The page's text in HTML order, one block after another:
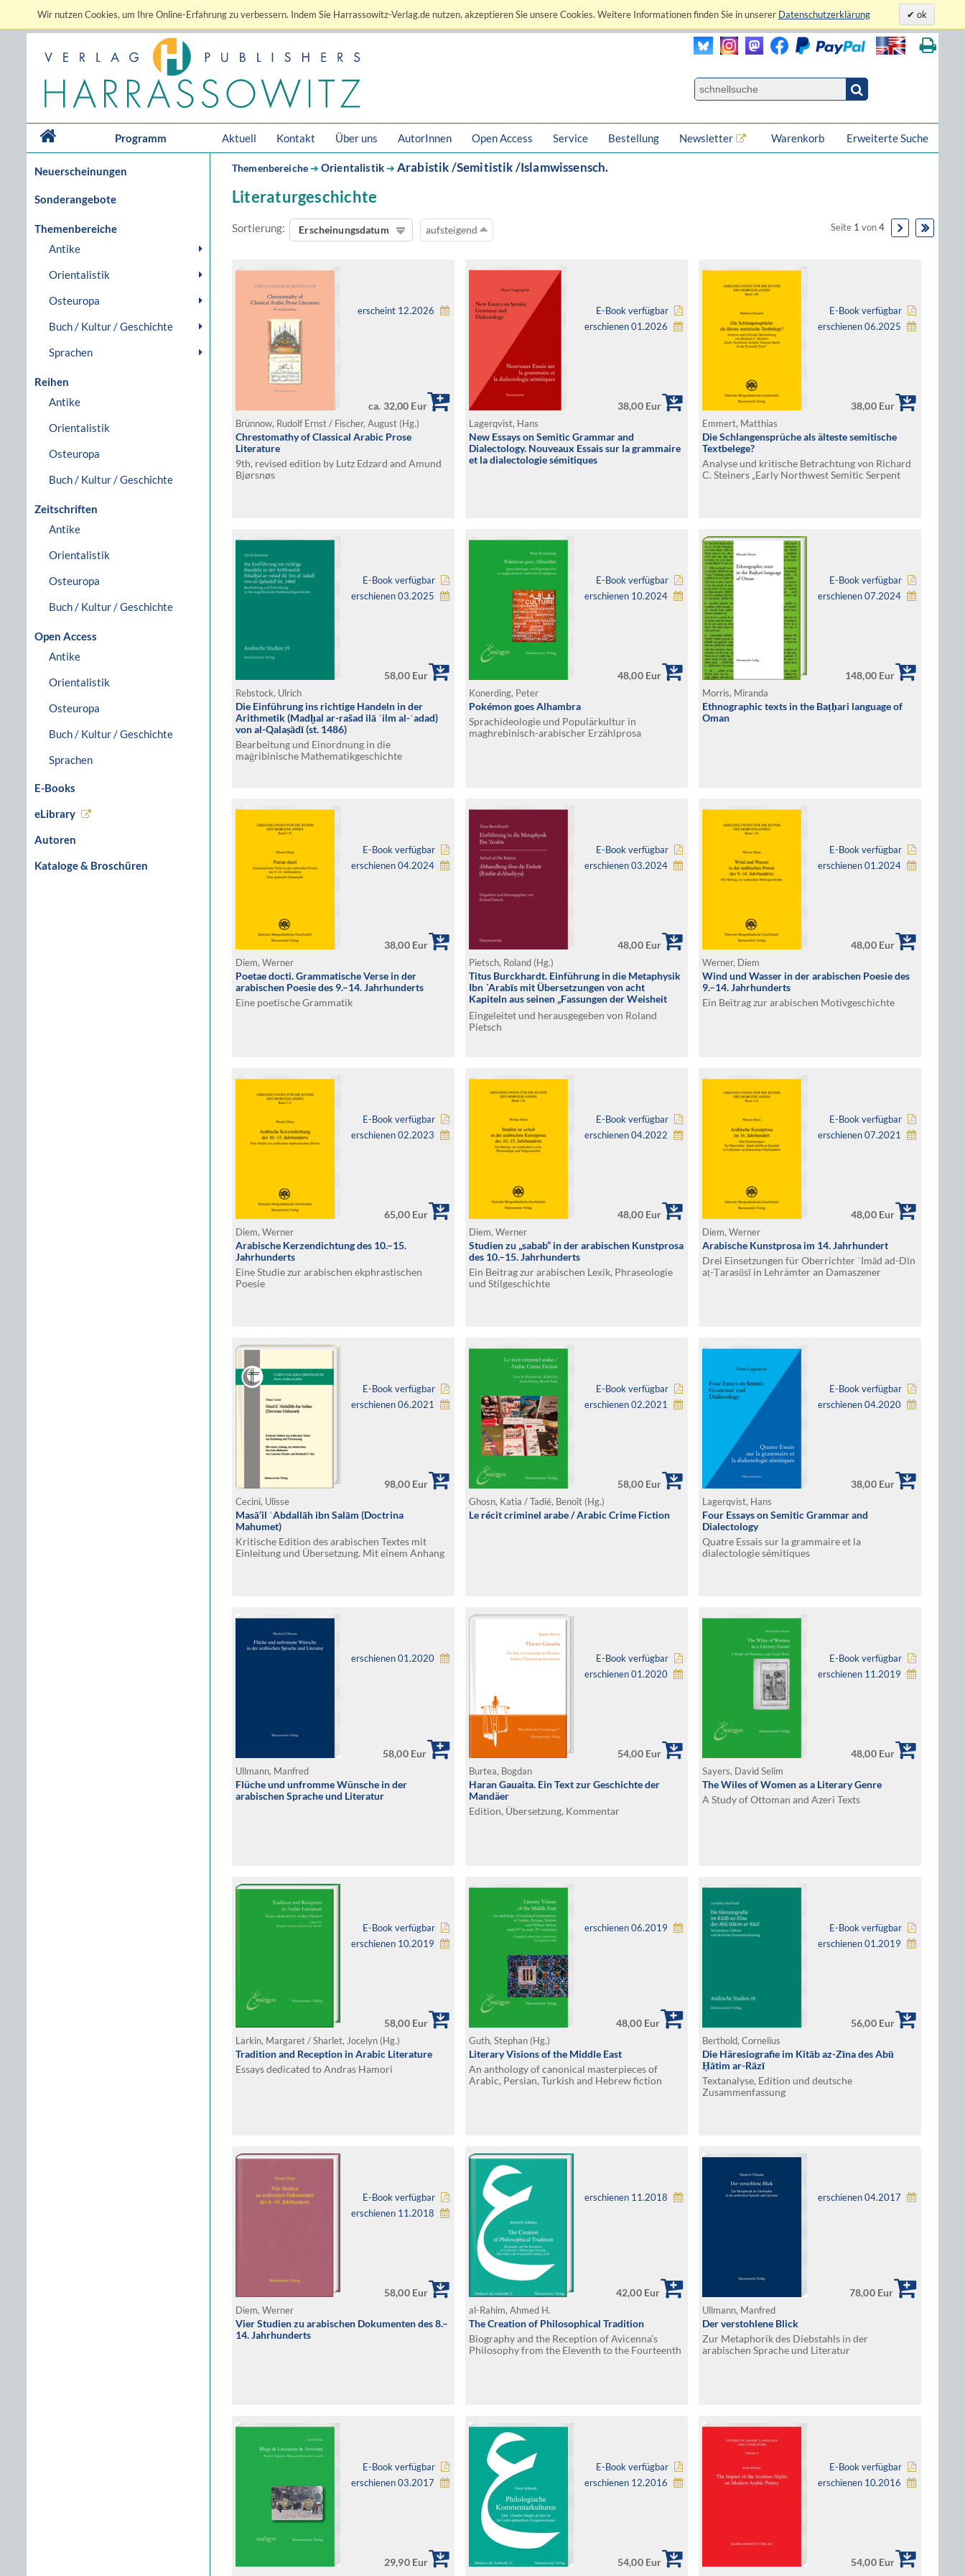
Wir nutzen Cookies, um Ihre Online-Erfahrung zu verbessern. Indem Sie Harrassowitz-Verlag.de nutzen, akzeptieren Sie unsere Cookies. Weitere Informationen finden Sie in unserer Datenschutzerklärung ok
Programm Aktuell Kontakt Über uns AutorInnen Open Access Service Bestellung Newsletter Erweiterte Suche
Warenkorb
Neuerscheinungen
Sonderangebote
Themenbereiche
Antike
Orientalistik
Osteuropa
Buch / Kultur / Geschichte
Sprachen
Reihen
Antike
Orientalistik
Osteuropa
Buch / Kultur / Geschichte
Zeitschriften
Antike
Orientalistik
Osteuropa
Buch / Kultur / Geschichte
Open Access
Antike
Orientalistik
Osteuropa
Buch / Kultur / Geschichte
Sprachen
E-Books
eLibrary
Autoren
Kataloge & Broschüren
Themenbereiche➔ Orientalistik➔ Arabistik /Semitistik /Islamwissensch.
Literaturgeschichte
Sortierung: Erscheinungsdatum aufsteigend Seite 1 von 4
erscheint 12.2026
ca. 32,00 Eur
Brünnow, Rudolf Ernst / Fischer, August (Hg.)
Chrestomathy of Classical Arabic Prose
Literature
9th, revised edition by Lutz Edzard and Amund
Bjørsnøs
E-Book verfügbar
erschienen 01.2026
38,00 Eur
Lagerqvist, Hans
New Essays on Semitic Grammar and
Dialectology. Nouveaux Essais sur la grammaire
et la dialectologie sémitiques
E-Book verfügbar
erschienen 06.2025
38,00 Eur
Emmert, Matthias
Die Schlangensprüche als älteste semitische
Textbelege?
Analyse und kritische Betrachtung von Richard
C. Steiners „Early Northwest Semitic Serpent
E-Book verfügbar
erschienen 03.2025
58,00 Eur
Rebstock, Ulrich
Die Einführung ins richtige Handeln in der
Arithmetik (Madḫal ar-rašad ilā ʿilm al-ʿadad)
von al-Qalaṣādī (st. 1486)
Bearbeitung und Einordnung in die
maġribinische Mathematikgeschichte
E-Book verfügbar
erschienen 10.2024
48,00 Eur
Konerding, Peter
Pokémon goes Alhambra
Sprachideologie und Populärkultur in
maghrebinisch-arabischer Erzählprosa
E-Book verfügbar
erschienen 07.2024
148,00 Eur
Morris, Miranda
Ethnographic texts in the Baṭḥari language of
Oman
E-Book verfügbar
erschienen 04.2024
38,00 Eur
Diem, Werner
Poetae docti. Grammatische Verse in der
arabischen Poesie des 9.–14. Jahrhunderts
Eine poetische Grammatik
E-Book verfügbar
erschienen 03.2024
48,00 Eur
Pietsch, Roland (Hg.)
Titus Burckhardt. Einführung in die Metaphysik
Ibn ´Arabīs mit Übersetzungen von acht
Kapiteln aus seinen „Fassungen der Weisheit
(Fusus al-Hikam)“. Aẉhad ad-Dīn Balyāni.
Abhandlung über die Einheit (Risālat al-
Ahadiyya)
Eingeleitet und herausgegeben von Roland
Pietsch
E-Book verfügbar
erschienen 01.2024
48,00 Eur
Werner, Diem
Wind und Wasser in der arabischen Poesie des
9.–14. Jahrhunderts
Ein Beitrag zur arabischen Motivgeschichte
E-Book verfügbar
erschienen 02.2023
65,00 Eur
Diem, Werner
Arabische Kerzendichtung des 10.–15.
Jahrhunderts
Eine Studie zur arabischen ekphrastischen
Poesie
E-Book verfügbar
erschienen 04.2022
48,00 Eur
Diem, Werner
Studien zu „sabab“ in der arabischen Kunstprosa
des 10.–15. Jahrhunderts
Ein Beitrag zur arabischen Lexik, Phraseologie
und Stilgeschichte
E-Book verfügbar
erschienen 07.2021
48,00 Eur
Diem, Werner
Arabische Kunstprosa im 14. Jahrhundert
Drei Einsetzungen für Oberrichter ʿImād ad-Dīn
aṭ-Ṭarasūsī in Lehrämter an Damaszener
E-Book verfügbar
erschienen 06.2021
98,00 Eur
Cecini, Ulisse
Masā’il ʿAbdallāh ibn Salām (Doctrina
Mahumet)
Kritische Edition des arabischen Textes mit
Einleitung und Übersetzung. Mit einem Anhang
E-Book verfügbar
erschienen 02.2021
58,00 Eur
Ghosn, Katia / Tadié, Benoît (Hg.)
Le récit criminel arabe / Arabic Crime Fiction
E-Book verfügbar
erschienen 04.2020
38,00 Eur
Lagerqvist, Hans
Four Essays on Semitic Grammar and
Dialectology
Quatre Essais sur la grammaire et la
dialectologie sémitiques
erschienen 01.2020
58,00 Eur
Ullmann, Manfred
Flüche und unfromme Wünsche in der
arabischen Sprache und Literatur
E-Book verfügbar
erschienen 01.2020
54,00 Eur
Burtea, Bogdan
Haran Gauaita. Ein Text zur Geschichte der
Mandäer
Edition, Übersetzung, Kommentar
E-Book verfügbar
erschienen 11.2019
48,00 Eur
Sayers, David Selim
The Wiles of Women as a Literary Genre
A Study of Ottoman and Azeri Texts
E-Book verfügbar
erschienen 10.2019
58,00 Eur
Larkin, Margaret / Sharlet, Jocelyn (Hg.)
Tradition and Reception in Arabic Literature
Essays dedicated to Andras Hamori
erschienen 06.2019
48,00 Eur
Guth, Stephan (Hg.)
Literary Visions of the Middle East
An anthology of canonical masterpieces of
Arabic, Persian, Turkish and Hebrew fiction
E-Book verfügbar
erschienen 01.2019
56,00 Eur
Berthold, Cornelius
Die Häresiografie im Kitāb az-Zīna des Abū
Ḥātim ar-Rāzī
Textanalyse, Edition und deutsche
Zusammenfassung
E-Book verfügbar
erschienen 11.2018
58,00 Eur
Diem, Werner
Vier Studien zu arabischen Dokumenten des 8.–
14. Jahrhunderts
erschienen 11.2018
42,00 Eur
al-Rahim, Ahmed H.
The Creation of Philosophical Tradition
Biography and the Reception of Avicenna’s
Philosophy from the Eleventh to the Fourteenth
erschienen 04.2017
78,00 Eur
Ullmann, Manfred
Der verstohlene Blick
Zur Metaphorik des Diebstahls in der
arabischen Sprache und Literatur
E-Book verfügbar
erschienen 03.2017
29,90 Eur
E-Book verfügbar
erschienen 12.2016
54,00 Eur
E-Book verfügbar
erschienen 10.2016
54,00 Eur